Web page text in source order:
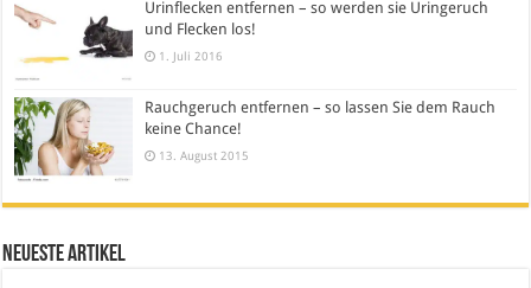
Urinflecken entfernen – so werden sie Uringeruch
und Flecken los!
1. Juli 2016
Rauchgeruch entfernen – so lassen Sie dem Rauch
keine Chance!
13. August 2015
Neueste Artikel